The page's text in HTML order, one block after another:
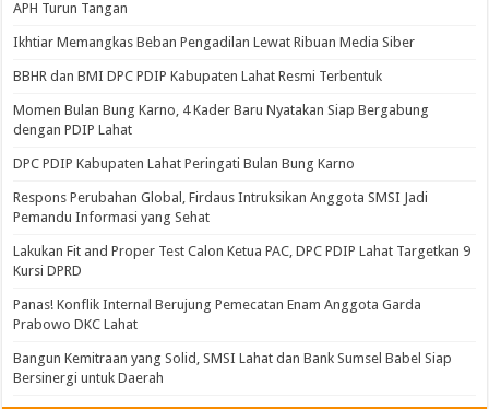
APH Turun Tangan
Ikhtiar Memangkas Beban Pengadilan Lewat Ribuan Media Siber
BBHR dan BMI DPC PDIP Kabupaten Lahat Resmi Terbentuk
Momen Bulan Bung Karno, 4 Kader Baru Nyatakan Siap Bergabung
dengan PDIP Lahat
DPC PDIP Kabupaten Lahat Peringati Bulan Bung Karno
Respons Perubahan Global, Firdaus Intruksikan Anggota SMSI Jadi
Pemandu Informasi yang Sehat
Lakukan Fit and Proper Test Calon Ketua PAC, DPC PDIP Lahat Targetkan 9
Kursi DPRD
Panas! Konflik Internal Berujung Pemecatan Enam Anggota Garda
Prabowo DKC Lahat
Bangun Kemitraan yang Solid, SMSI Lahat dan Bank Sumsel Babel Siap
Bersinergi untuk Daerah